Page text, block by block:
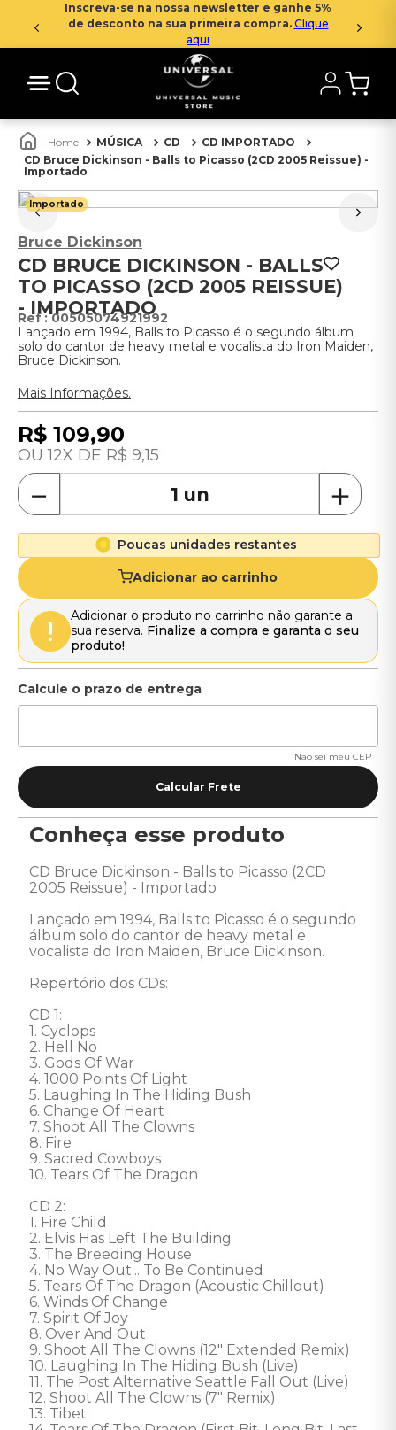
Inscreva-se na nossa newsletter e ganhe 5%
de desconto na sua primeira compra. Clique
aqui
MÚSICA CD
CD IMPORTADO
CD Bruce Dickinson - Balls to Picasso (2CD 2005 Reissue) -
Importado
Importado
Bruce Dickinson
CD BRUCE DICKINSON - BALLS
TO PICASSO (2CD 2005 REISSUE)
- IMPORTADO
:00505074921992
Lançado em 1994, Balls to Picasso é o segundo álbum
solo do cantor de heavy metal e vocalista do Iron Maiden,
Bruce Dickinson.
Mais Informações.
R$ 109,90
12 R$ 9,15
＋
－
Poucas unidades restantes
Adicionar ao carrinho
Adicionar o produto no carrinho não garante a
sua reserva. Finalize a compra e garanta o seu
produto!
Não sei meu CEP
Conheça esse produto
CD Bruce Dickinson - Balls to Picasso (2CD
2005 Reissue) - Importado
Lançado em 1994, Balls to Picasso é o segundo
álbum solo do cantor de heavy metal e
vocalista do Iron Maiden, Bruce Dickinson.
Repertório dos CDs:
CD 1:
1. Cyclops
2. Hell No
3. Gods Of War
4. 1000 Points Of Light
5. Laughing In The Hiding Bush
6. Change Of Heart
7. Shoot All The Clowns
8. Fire
9. Sacred Cowboys
10. Tears Of The Dragon
CD 2:
1. Fire Child
2. Elvis Has Left The Building
3. The Breeding House
4. No Way Out... To Be Continued
5. Tears Of The Dragon (Acoustic Chillout)
6. Winds Of Change
7. Spirit Of Joy
8. Over And Out
9. Shoot All The Clowns (12" Extended Remix)
10. Laughing In The Hiding Bush (Live)
11. The Post Alternative Seattle Fall Out (Live)
12. Shoot All The Clowns (7" Remix)
13. Tibet